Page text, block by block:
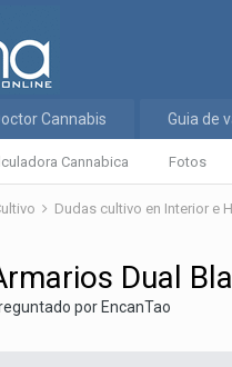
Cannabica Fotos
Cannabis Guia de
Dudas cultivo en Interior e
Dual
por EncanTao